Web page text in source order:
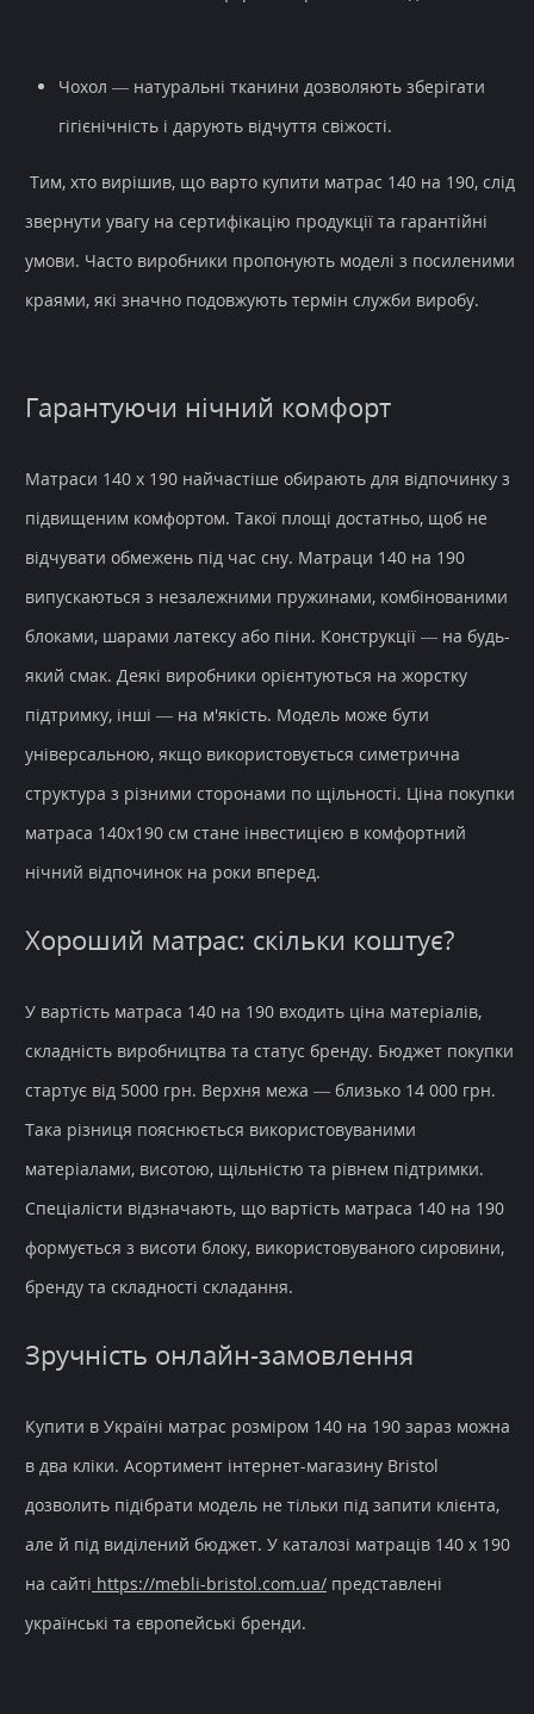
Чохол — натуральні тканини дозволяють зберігати
гігієнічність і дарують відчуття свіжості.
Тим, хто вирішив, що варто купити матрас 140 на 190, слід
звернути увагу на сертифікацію продукції та гарантійні
умови. Часто виробники пропонують моделі з посиленими
краями, які значно подовжують термін служби виробу.
Гарантуючи нічний комфорт
Матраси 140 х 190 найчастіше обирають для відпочинку з
підвищеним комфортом. Такої площі достатньо, щоб не
відчувати обмежень під час сну. Матраци 140 на 190
випускаються з незалежними пружинами, комбінованими
блоками, шарами латексу або піни. Конструкції — на будь-
який смак. Деякі виробники орієнтуються на жорстку
підтримку, інші — на м'якість. Модель може бути
універсальною, якщо використовується симетрична
структура з різними сторонами по щільності. Ціна покупки
матраса 140х190 см стане інвестицією в комфортний
нічний відпочинок на роки вперед.
Хороший матрас: скільки коштує?
У вартість матраса 140 на 190 входить ціна матеріалів,
складність виробництва та статус бренду. Бюджет покупки
стартує від 5000 грн. Верхня межа — близько 14 000 грн.
Така різниця пояснюється використовуваними
матеріалами, висотою, щільністю та рівнем підтримки.
Спеціалісти відзначають, що вартість матраса 140 на 190
формується з висоти блоку, використовуваного сировини,
бренду та складності складання.
Зручність онлайн-замовлення
Купити в Україні матрас розміром 140 на 190 зараз можна
в два кліки. Асортимент інтернет-магазину Bristol
дозволить підібрати модель не тільки під запити клієнта,
але й під виділений бюджет. У каталозі матраців 140 х 190
на сайті https://mebli-bristol.com.ua/ представлені
українські та європейські бренди.